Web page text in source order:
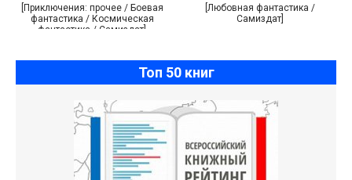
[Приключения: прочее / Боевая
фантастика / Космическая
фантастика / Самиздат]
[Любовная фантастика /
Самиздат]
Топ 50 книг